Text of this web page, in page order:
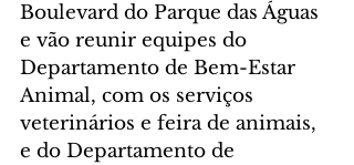
Boulevard do Parque das Águas
e vão reunir equipes do
Departamento de Bem-Estar
Animal, com os serviços
veterinários e feira de animais,
e do Departamento de